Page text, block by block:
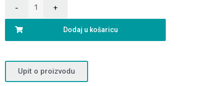
Dodaj u košaricu
Upit o proizvodu